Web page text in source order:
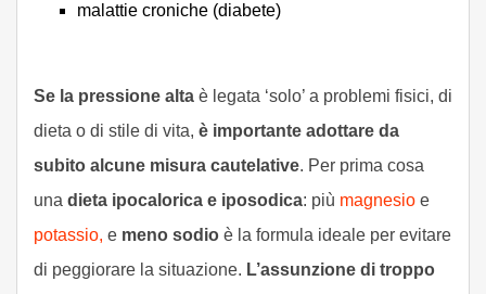
malattie croniche (diabete)
Se la pressione alta è legata ‘solo’ a problemi fisici, di
dieta o di stile di vita, è importante adottare da
subito alcune misura cautelative. Per prima cosa
una dieta ipocalorica e iposodica: più magnesio e
potassio, e meno sodio è la formula ideale per evitare
di peggiorare la situazione. L’assunzione di troppo